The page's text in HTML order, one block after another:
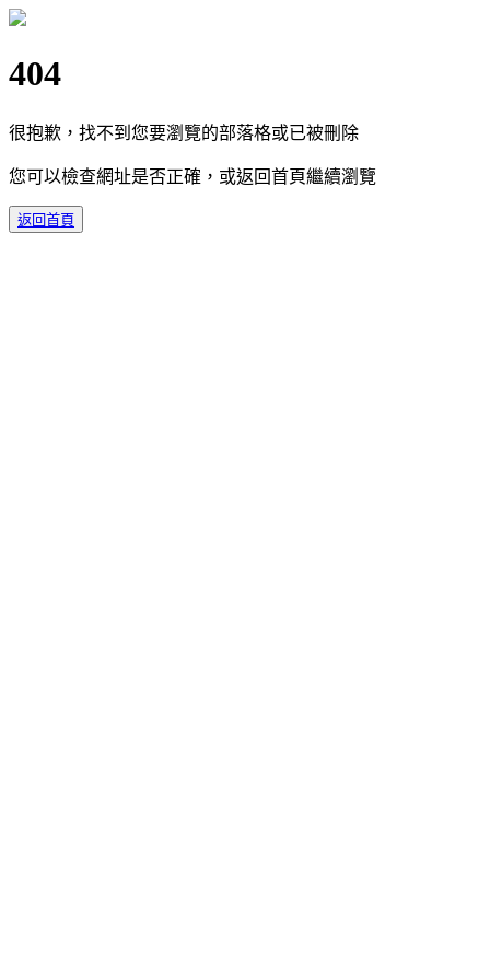
404
很抱歉，找不到您要瀏覽的部落格或已被刪除
您可以檢查網址是否正確，或返回首頁繼續瀏覽
返回首頁